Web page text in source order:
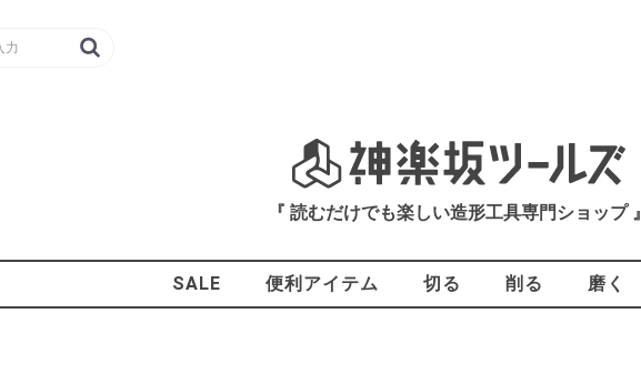
『 読むだけでも楽しい造形工具専門ショップ 』
SALE 便利アイテム 切る 削る 磨く